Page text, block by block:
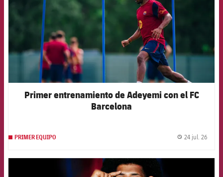
Primer entrenamiento de Adeyemi con el FC
Barcelona
PRIMER EQUIPO 24 jul. 26
FCB Barcelona badge